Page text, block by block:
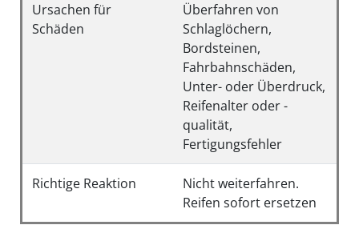
Ursachen für
Schäden
Überfahren von
Schlaglöchern,
Bordsteinen,
Fahrbahnschäden,
Unter- oder Überdruck,
Reifenalter oder -
qualität,
Fertigungsfehler
Richtige Reaktion
Nicht weiterfahren.
Reifen sofort ersetzen